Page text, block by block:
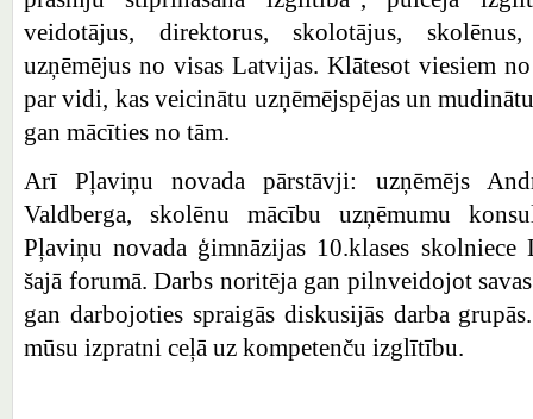
veidotājus, direktorus, skolotājus,
uzņēmējus no visas Latvijas. Klātesot viesiem
par vidi, kas veicinātu uzņēmējspējas un
gan mācīties no tām.
Arī Pļaviņu novada pārstāvji: uzņēmējs
Valdberga, skolēnu mācību uzņēmumu
Pļaviņu novada ģimnāzijas 10.klases skolniece
šajā forumā. Darbs noritēja gan pilnveidojot
gan darbojoties spraigās diskusijās darba
mūsu izpratni ceļā uz kompetenču izglītību.